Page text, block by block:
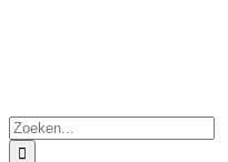
Zoeken
naar: